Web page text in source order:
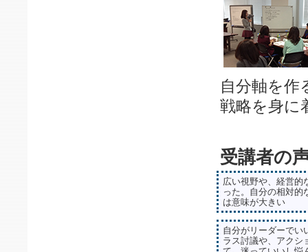
自分軸を作
戦略を身に
受講者の
広い視野や、経営的
った。自分の相対的
は意味が大きい
自分がリーダーでい
ラス討議や、アクシ